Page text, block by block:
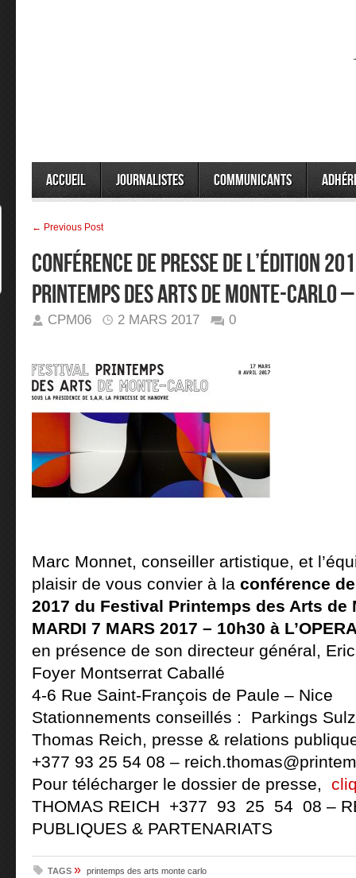
Accueil Journalistes Communicants
← Previous Post
Conférence de presse de l’édition
Printemps des Arts de Monte-Carlo
CPM06 2 MARS 2017 0
Marc Monnet, conseiller artistique, et
plaisir de vous convier à la conférence
2017 du Festival Printemps des Arts de
MARDI 7 MARS 2017 – 10h30 à
en présence de son directeur général,
Foyer Montserrat Caballé
4-6 Rue Saint-François de Paule – Nice
Stationnements conseillés : Parkings
Thomas Reich, presse & relations
+377 93 25 54 08 –
Pour télécharger le dossier de presse,
THOMAS REICH +377 93 25 54 08 –
PUBLIQUES & PARTENARIATS
TAGS » printemps des arts monte carlo